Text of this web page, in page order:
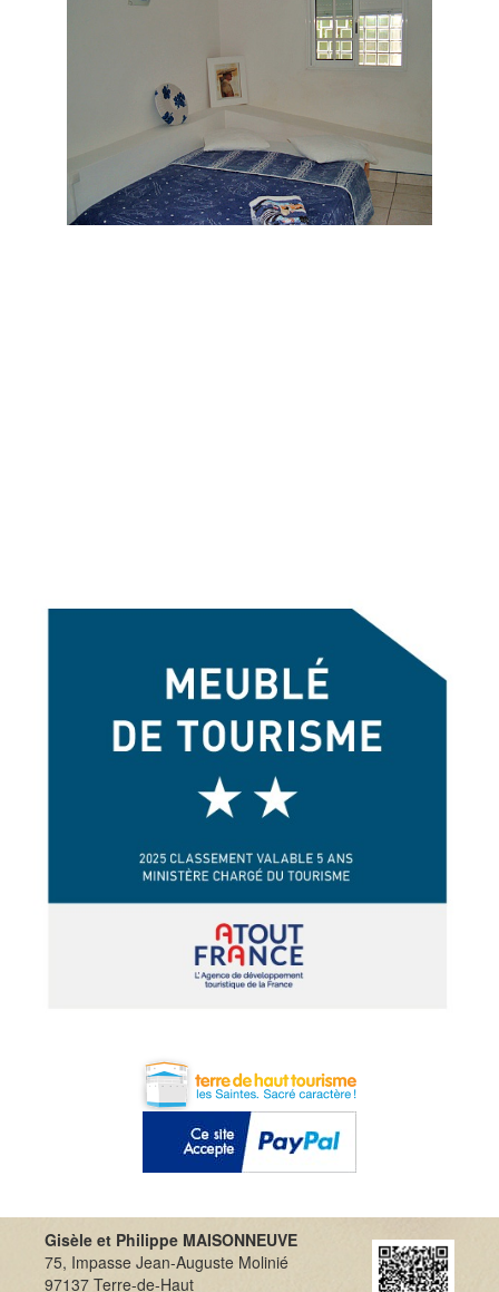
Gisèle et Philippe MAISONNEUVE
75, Impasse Jean-Auguste Molinié
97137 Terre-de-Haut